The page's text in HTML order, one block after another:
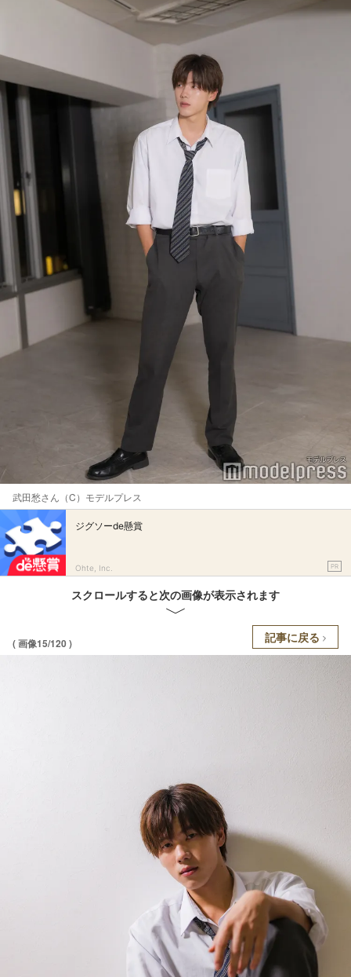
武田愁さん（C）モデルプレス
ジグソーde懸賞
Ohte, Inc. PR
スクロールすると次の画像が表示されます
( 画像15/120 ) 記事に戻る